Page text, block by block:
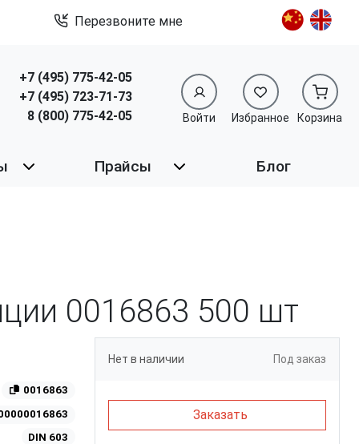
Перезвоните мне
+7 (495) 775-42-05
+7 (495) 723-71-73
8 (800) 775-42-05
Войти Избранное Корзина
Прайсы Блог
0016863 500 шт
0016863
DIN 603
Нет в наличии Под заказ
Заказать